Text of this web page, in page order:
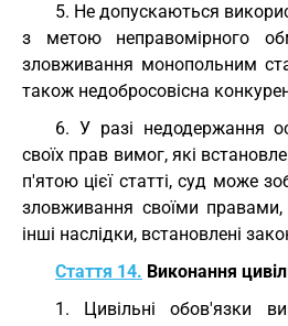
5. Не допускаються
з метою неправомірного
зловживання монопольним
також недобросовісна
6. У разі недодержання
своїх прав вимог, які
п'ятою цієї статті, суд може
зловживання своїми
інші наслідки, встановлені
Стаття 14. Виконання
1. Цивільні обов'язки